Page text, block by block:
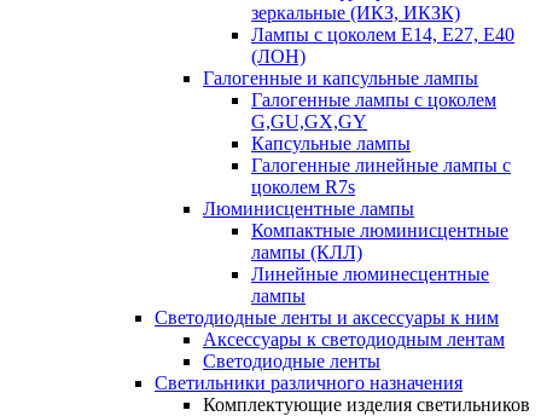
зеркальные (ИКЗ, ИКЗК)
Лампы с цоколем Е14, Е27, Е40
(ЛОН)
Галогенные и капсульные лампы
Галогенные лампы с цоколем
G,GU,GX,GY
Капсульные лампы
Галогенные линейные лампы с
цоколем R7s
Люминисцентные лампы
Компактные люминисцентные
лампы (КЛЛ)
Линейные люминесцентные
лампы
Светодиодные ленты и аксессуары к ним
Аксессуары к светодиодным лентам
Светодиодные ленты
Светильники различного назначения
Комплектующие изделия светильников